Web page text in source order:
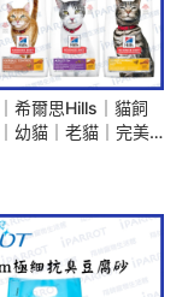
希爾思Hills｜貓飼
幼貓｜老貓｜完美